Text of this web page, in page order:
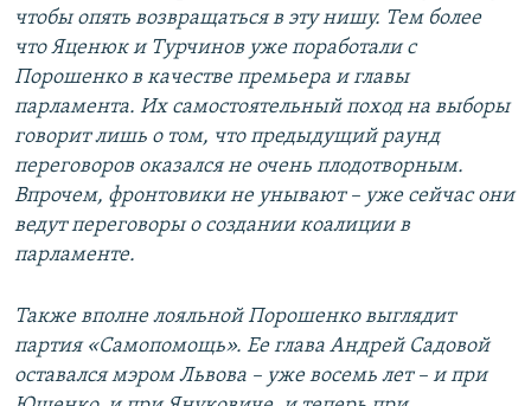
чтобы опять возвращаться в эту нишу. Тем более
что Яценюк и Турчинов уже поработали с
Порошенко в качестве премьера и главы
парламента. Их самостоятельный поход на выборы
говорит лишь о том, что предыдущий раунд
переговоров оказался не очень плодотворным.
Впрочем, фронтовики не унывают – уже сейчас они
ведут переговоры о создании коалиции в
парламенте.
Также вполне лояльной Порошенко выглядит
партия «Самопомощь». Ее глава Андрей Садовой
оставался мэром Львова – уже восемь лет – и при